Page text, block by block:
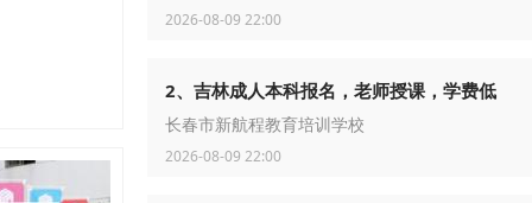
2026-08-09 22:00
2、吉林成人本科报名，老师授课，学费低
长春市新航程教育培训学校
2026-08-09 22:00